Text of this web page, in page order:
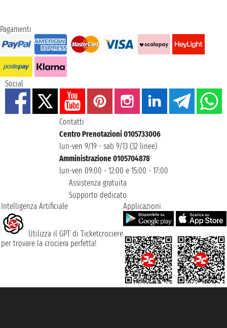
Pagamenti
Social
Contatti
Centro Prenotazioni 0105733006
lun-ven 9/19 - sab 9/13 (32 linee)
Amministrazione 0105704878
lun-ven 09:00 - 12:00 e 15:00 - 17:00
Assistenza gratuita
Supporto dedicato
Intelligenza Artificiale
Utilizza il GPT di Ticketcrociere
per trovare la crociera perfetta!
Applicazioni